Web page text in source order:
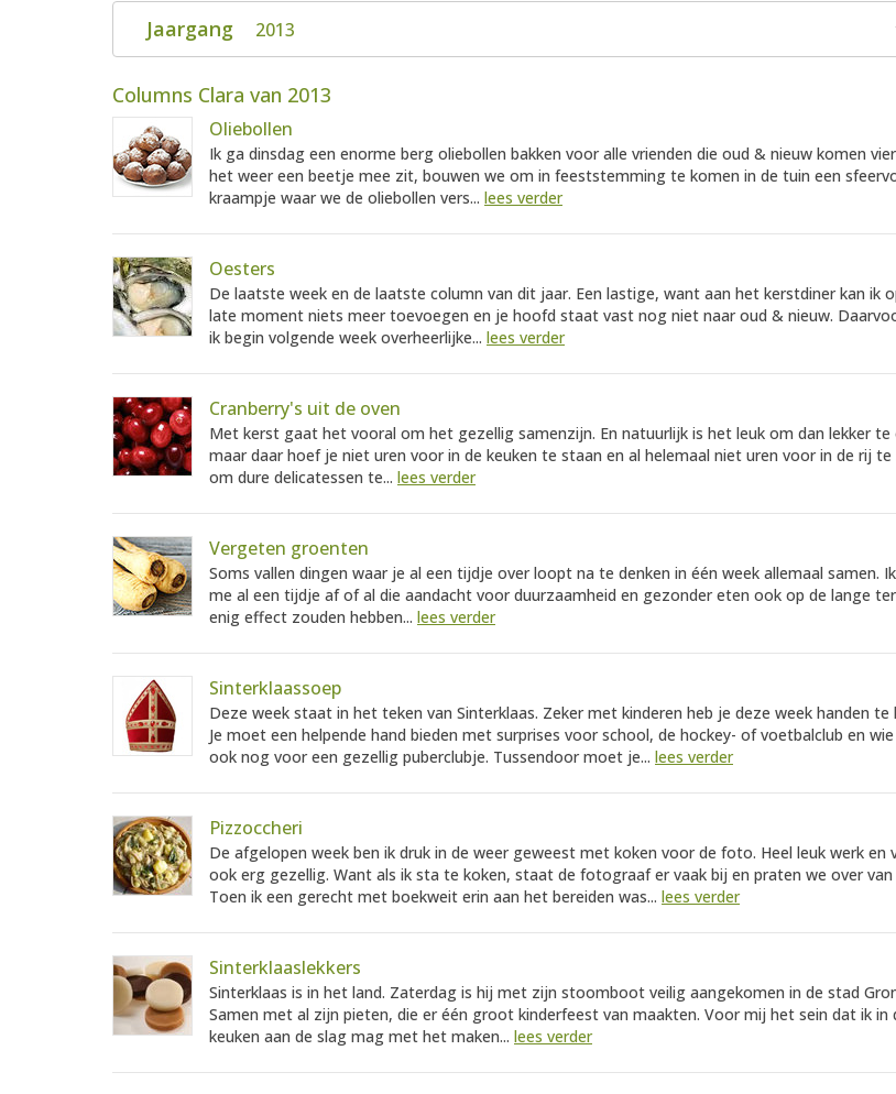
Jaargang 2013
Columns Clara van 2013
Oliebollen
Ik ga dinsdag een enorme berg oliebollen bakken voor alle vrienden die oud & nieuw komen
het weer een beetje mee zit, bouwen we om in feeststemming te komen in de tuin een
kraampje waar we de oliebollen vers... lees verder
Oesters
De laatste week en de laatste column van dit jaar. Een lastige, want aan het kerstdiner kan ik
late moment niets meer toevoegen en je hoofd staat vast nog niet naar oud & nieuw.
ik begin volgende week overheerlijke... lees verder
Cranberry's uit de oven
Met kerst gaat het vooral om het gezellig samenzijn. En natuurlijk is het leuk om dan lekker te
maar daar hoef je niet uren voor in de keuken te staan en al helemaal niet uren voor in de rij te
om dure delicatessen te... lees verder
Vergeten groenten
Soms vallen dingen waar je al een tijdje over loopt na te denken in één week allemaal samen.
me al een tijdje af of al die aandacht voor duurzaamheid en gezonder eten ook op de lange
enig effect zouden hebben... lees verder
Sinterklaassoep
Deze week staat in het teken van Sinterklaas. Zeker met kinderen heb je deze week handen te
Je moet een helpende hand bieden met surprises voor school, de hockey- of voetbalclub en
ook nog voor een gezellig puberclubje. Tussendoor moet je... lees verder
Pizzoccheri
De afgelopen week ben ik druk in de weer geweest met koken voor de foto. Heel leuk werk en
ook erg gezellig. Want als ik sta te koken, staat de fotograaf er vaak bij en praten we over van
Toen ik een gerecht met boekweit erin aan het bereiden was... lees verder
Sinterklaaslekkers
Sinterklaas is in het land. Zaterdag is hij met zijn stoomboot veilig aangekomen in de stad
Samen met al zijn pieten, die er één groot kinderfeest van maakten. Voor mij het sein dat ik in
keuken aan de slag mag met het maken... lees verder